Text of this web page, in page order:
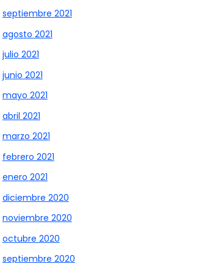
septiembre 2021
agosto 2021
julio 2021
junio 2021
mayo 2021
abril 2021
marzo 2021
febrero 2021
enero 2021
diciembre 2020
noviembre 2020
octubre 2020
septiembre 2020